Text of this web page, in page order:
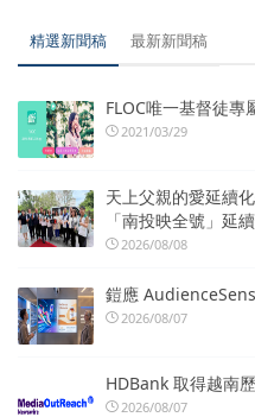
精選新聞稿 最新新聞稿
FLOC唯一基督徒專
2021/03/29
天上父親的愛延續
「南投映全號」延
2026/08/08
鎧應
2026/08/07
HDBank 取得越南
2026/08/07